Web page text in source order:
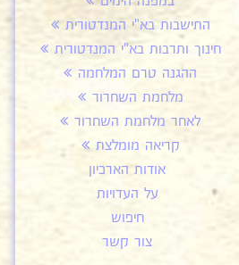
התישבות בא"י המנדטורית
חינוך ותרבות בא"י המנדטורית
ההגנה טרם המלחמה
מלחמת השחרור
לאחר מלחמת השחרור
קריאה מומלצת
אודות הארכיון
על העדויות
חיפוש
צור קשר